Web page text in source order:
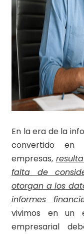
En la era de la
convertido
empresas,
falta de
otorgan a los
informes
vivimos en un
empresarial